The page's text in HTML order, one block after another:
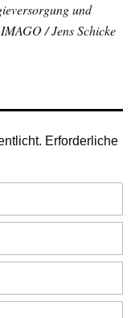
und
/ Jens Schicke
Erforderliche